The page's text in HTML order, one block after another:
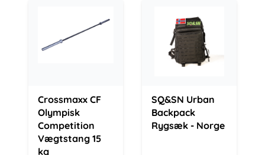
Crossmaxx CF
Olympisk
Competition
Vægtstang 15
kg
SQ&SN Urban
Backpack
Rygsæk - Norge